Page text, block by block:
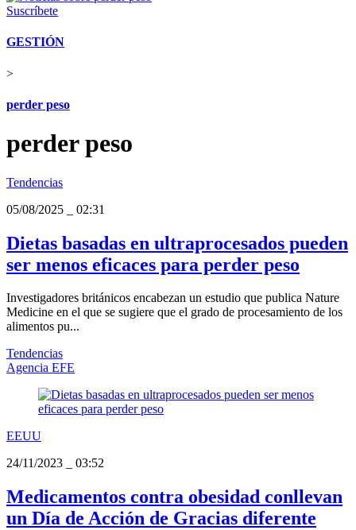
Suscríbete
GESTIÓN
>
perder peso
perder peso
Tendencias
05/08/2025
02:31
Dietas basadas en ultraprocesados pueden
ser menos eficaces para perder peso
Investigadores británicos encabezan un estudio que publica Nature
Medicine en el que se sugiere que el grado de procesamiento de los
alimentos pu...
Tendencias
Agencia EFE
EEUU
24/11/2023
03:52
Medicamentos contra obesidad conllevan
un Día de Acción de Gracias diferente